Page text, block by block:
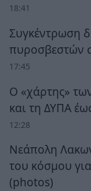
18:41
Συγκέντρωση
πυροσβεστών
17:45
Ο «χάρτης»
και τη ΔΥΠΑ
12:28
Νεάπολη
του κόσμου
(photos)